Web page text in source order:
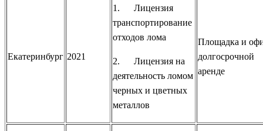
Екатеринбург 2021
1. Лицензия
транспортирование
отходов лома
2. Лицензия на
деятельность ломом
черных и цветных
металлов
Площадка и
долгосрочной
аренде